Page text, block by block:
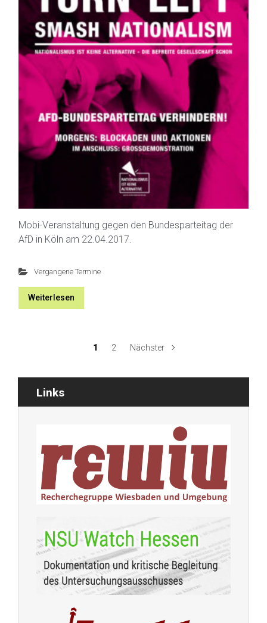
Mobi-Veranstaltung gegen den Bundesparteitag der
AfD in Köln am 22.04.2017.
Vergangene Termine
Weiterlesen
1 2 Nächster
Links